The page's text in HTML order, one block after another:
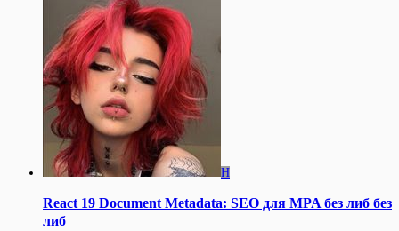
H
React 19 Document Metadata: SEO для MPA без либ без
либ